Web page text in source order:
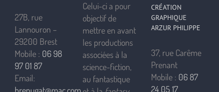
27B, rue
Lannouron –
29200 Brest
Mobile : 06 98
97 01 87
Email:
Celui-ci a pour
objectif de
mettre en avant
les productions
associées à la
science-fiction,
au fantastique
CRÉATION
GRAPHIQUE
ARZUR PHILIPPE
37, rue Carême
Prenant
Mobile : 06 87
24 05 17